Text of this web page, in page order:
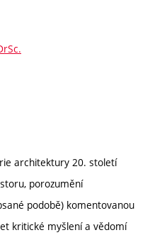
architektury 20. století
porozumění
podobě) komentovanou
kritické myšlení a vědomí